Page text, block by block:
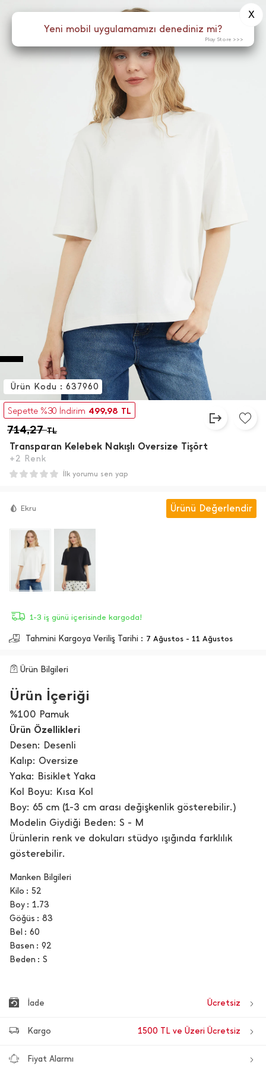
Menü
Sepette %30 İndirim 499,98 TL
714,27TL
Transparan Kelebek Nakışlı Oversize Tişört
+2 Renk
Ürün Kodu : 637960
İlk yorumu sen yap
Ekru Ürünü Değerlendir
1-3 iş günü içerisinde kargoda!
Tahmini Kargoya Veriliş Tarihi : 7 Ağustos - 11 Ağustos
Ürün Bilgileri
Ürün İçeriği
%100 Pamuk
Ürün Özellikleri
Desen: Desenli
Kalıp: Oversize
Yaka: Bisiklet Yaka
Kol Boyu: Kısa Kol
Boy: 65 cm (1-3 cm arası değişkenlik gösterebilir.)
Modelin Giydiği Beden: S - M
Ürünlerin renk ve dokuları stüdyo ışığında farklılık
gösterebilir.
Manken Bilgileri
Kilo
52
Boy
1.73
Göğüs
83
Bel
60
Basen
92
Beden
S
İade Ücretsiz
Kargo 1500 TL ve Üzeri Ücretsiz
Fiyat Alarmı
Yeni mobil uygulamamızı denediniz mi?
X
Play Store >>>